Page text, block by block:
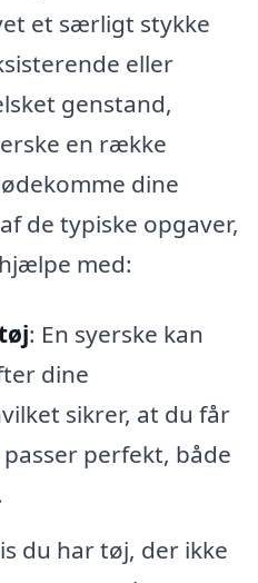
et særligt stykke
eller
genstand,
en række
dine
de typiske opgaver,
med:
: En syerske kan
dine
sikrer, at du får
perfekt, både
du har tøj, der ikke